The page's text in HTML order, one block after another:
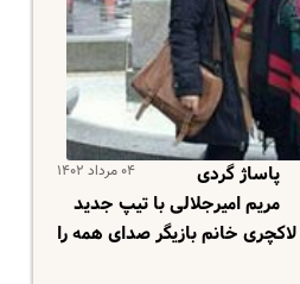
۰۴ مرداد ۱۴۰۲
پاساژ گردی
مریم امیرجلالی با تیپ جدید
خانم بازیگر صدای همه را